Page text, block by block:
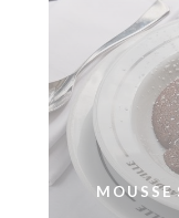
MOUSSE